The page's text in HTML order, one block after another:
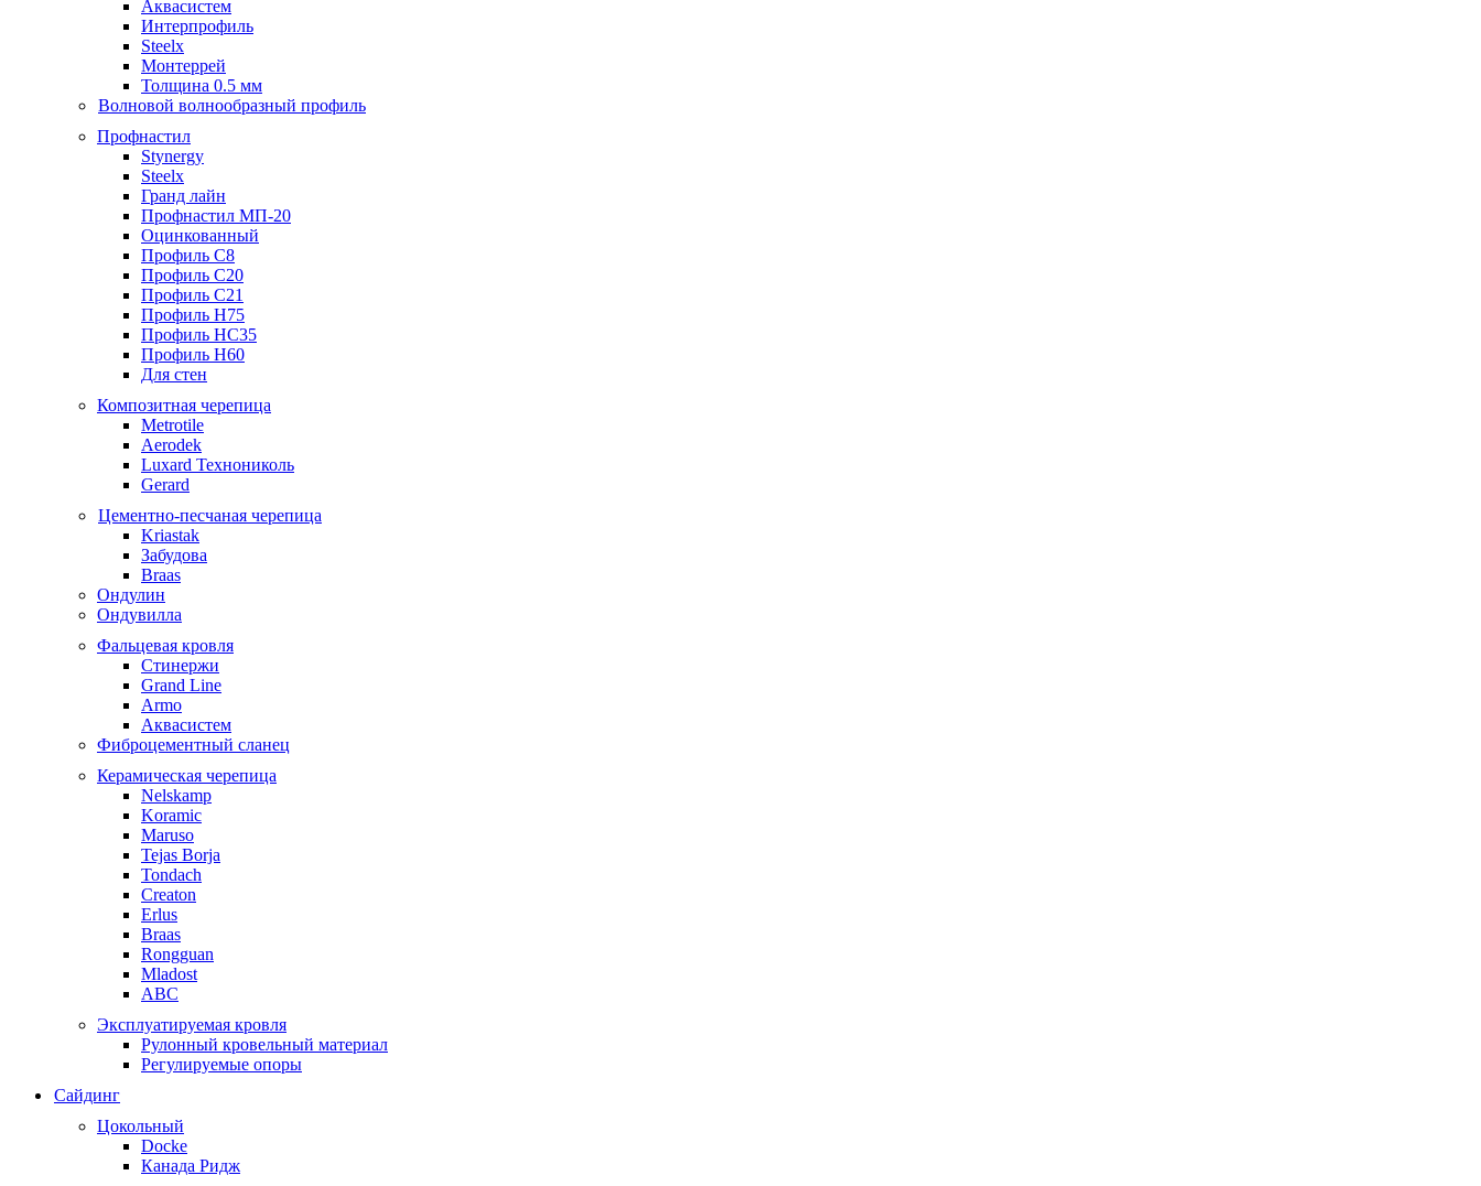
Аквасистем
Интерпрофиль
Steelx
Монтеррей
Толщина 0.5 мм
Волновой волнообразный профиль
Профнастил
Stynergy
Steelx
Гранд лайн
Профнастил МП-20
Оцинкованный
Профиль С8
Профиль С20
Профиль С21
Профиль Н75
Профиль НС35
Профиль Н60
Для стен
Композитная черепица
Metrotile
Aerodek
Luxard Технониколь
Gerard
Цементно-песчаная черепица
Kriastak
Забудова
Braas
Ондулин
Ондувилла
Фальцевая кровля
Стинержи
Grand Line
Armo
Аквасистем
Фиброцементный сланец
Керамическая черепица
Nelskamp
Koramic
Maruso
Tejas Borja
Tondach
Creaton
Erlus
Braas
Rongguan
Mladost
ABC
Эксплуатируемая кровля
Рулонный кровельный материал
Регулируемые опоры
Сайдинг
Цокольный
Docke
Канада Ридж